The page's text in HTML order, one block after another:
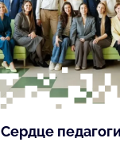
Сердце